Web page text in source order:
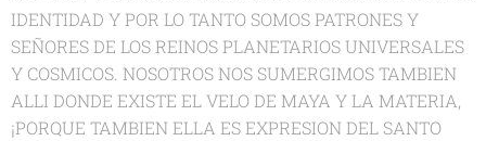
IDENTIDAD Y POR LO TANTO SOMOS PATRONES Y
SEÑORES DE LOS REINOS PLANETARIOS UNIVERSALES
Y COSMICOS. NOSOTROS NOS SUMERGIMOS TAMBIEN
ALLI DONDE EXISTE EL VELO DE MAYA Y LA MATERIA,
¡PORQUE TAMBIEN ELLA ES EXPRESION DEL SANTO